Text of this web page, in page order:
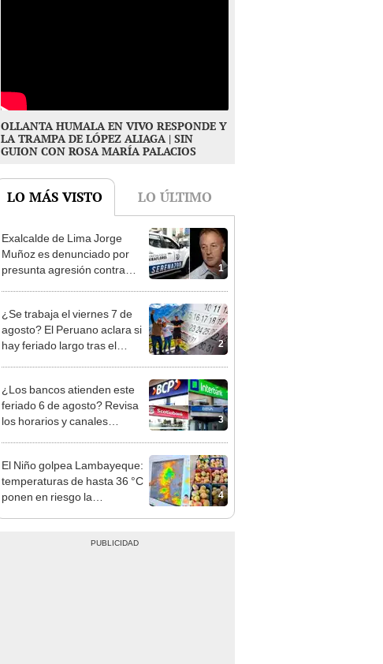
OLLANTA HUMALA EN VIVO RESPONDE Y
LA TRAMPA DE LÓPEZ ALIAGA | SIN
GUION CON ROSA MARÍA PALACIOS
LO MÁS VISTO LO ÚLTIMO
1
Exalcalde de Lima Jorge
Muñoz es denunciado por
presunta agresión contra
2
¿Se trabaja el viernes 7 de
agosto? El Peruano aclara si
hay feriado largo tras el
3
¿Los bancos atienden este
feriado 6 de agosto? Revisa
los horarios y canales
4
El Niño golpea Lambayeque:
temperaturas de hasta 36 °C
ponen en riesgo la